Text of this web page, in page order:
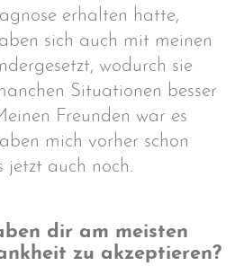
erhalten hatte,
sich auch mit meinen
wodurch sie
Situationen besser
Freunden war es
mich vorher schon
jetzt auch noch.
dir am meisten
zu akzeptieren?